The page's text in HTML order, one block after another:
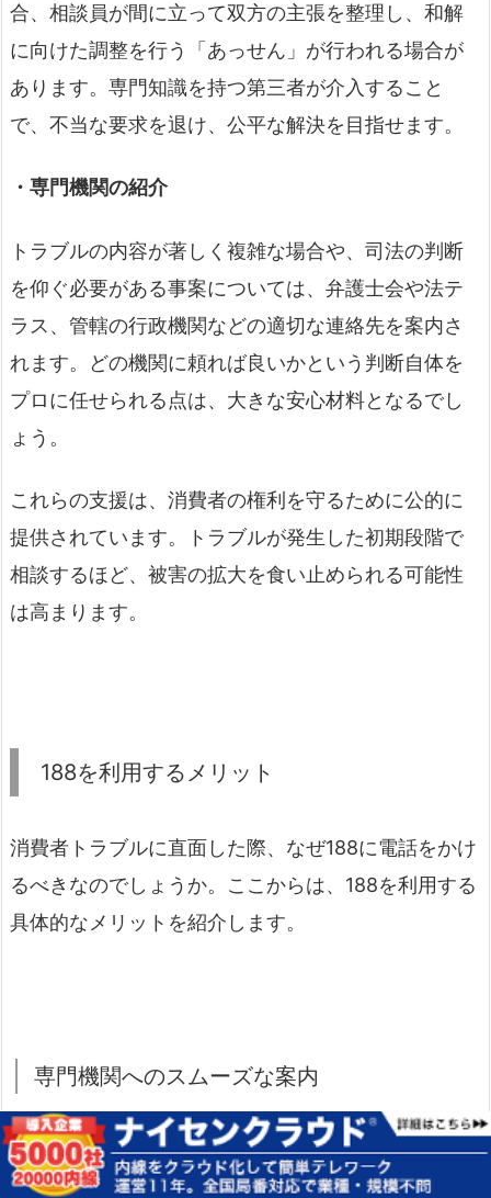
合、相談員が間に立って双方の主張を整理し、和解
に向けた調整を行う「あっせん」が行われる場合が
あります。専門知識を持つ第三者が介入すること
で、不当な要求を退け、公平な解決を目指せます。
・専門機関の紹介
トラブルの内容が著しく複雑な場合や、司法の判断
を仰ぐ必要がある事案については、弁護士会や法テ
ラス、管轄の行政機関などの適切な連絡先を案内さ
れます。どの機関に頼れば良いかという判断自体を
プロに任せられる点は、大きな安心材料となるでし
ょう。
これらの支援は、消費者の権利を守るために公的に
提供されています。トラブルが発生した初期段階で
相談するほど、被害の拡大を食い止められる可能性
は高まります。
188を利用するメリット
消費者トラブルに直面した際、なぜ188に電話をかけ
るべきなのでしょうか。ここからは、188を利用する
具体的なメリットを紹介します。
専門機関へのスムーズな案内
消費者トラブルに遭った時、多くの人が最初に直面
する壁が「一体、どこに相談すれば良いのだろう